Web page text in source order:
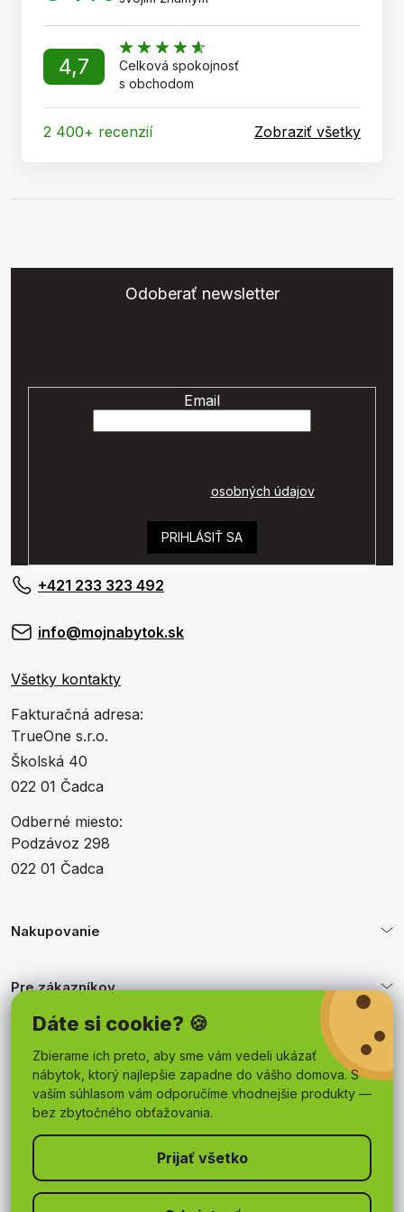
Dáte si cookie? 🍪
Zbierame ich preto, aby sme vám vedeli ukázať
nábytok, ktorý najlepšie zapadne do vášho domova. S
vaším súhlasom vám odporučíme vhodnejšie produkty —
bez zbytočného obťažovania.
4,7
Celková spokojnosť
s obchodom
2 400+ recenzií Zobraziť všetky
Odoberať newsletter
Email
osobných údajov.
PRIHLÁSIŤ SA
+421 233 323 492
info@mojnabytok.sk
Všetky kontakty
Fakturačná adresa:
TrueOne s.r.o.
Školská 40
022 01 Čadca
Odberné miesto:
Podzávoz 298
022 01 Čadca
Nakupovanie
Pre zákazníkov